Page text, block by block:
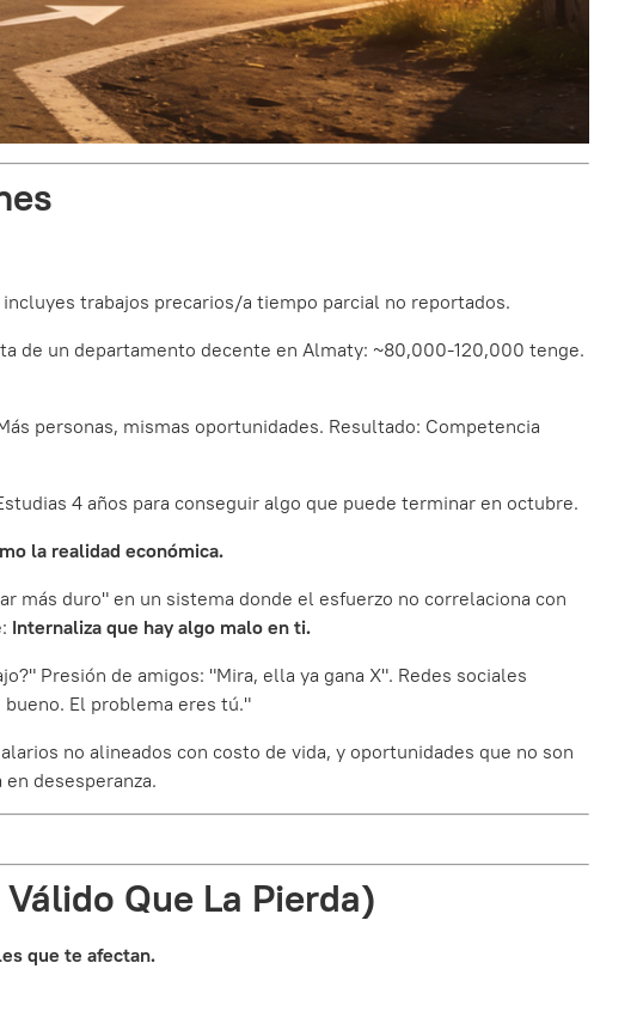
trabajos precarios/a tiempo parcial no reportados.
de un departamento decente en Almaty: ~80,000-120,000 tenge.
personas, mismas oportunidades. Resultado: Competencia
4 años para conseguir algo que puede terminar en octubre.
la realidad económica.
más duro" en un sistema donde el esfuerzo no correlaciona con
Internaliza que hay algo malo en ti.
Presión de amigos: "Mira, ella ya gana X". Redes sociales
El problema eres tú."
no alineados con costo de vida, y oportunidades que no son
desesperanza.
Que La Pierda)
que te afectan.